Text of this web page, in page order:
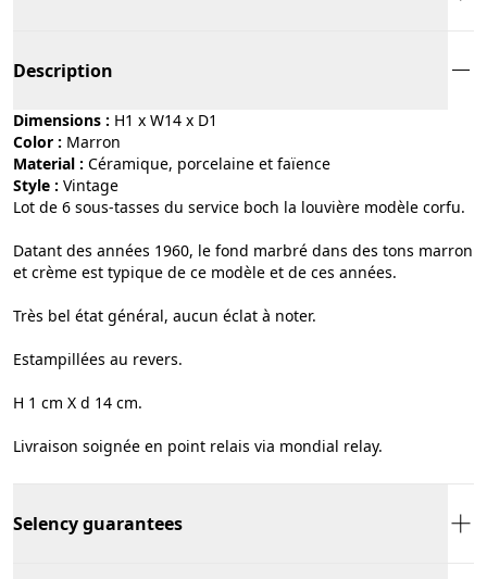
Description
Dimensions : H1 x W14 x D1
Color :
marron
Material :
céramique, porcelaine et faïence
Style :
vintage
Lot de 6 sous-tasses du service boch la louvière modèle corfu.
Datant des années 1960, le fond marbré dans des tons marron
et crème est typique de ce modèle et de ces années.
Très bel état général, aucun éclat à noter.
Estampillées au revers.
H 1 cm X d 14 cm.
Livraison soignée en point relais via mondial relay.
Selency guarantees